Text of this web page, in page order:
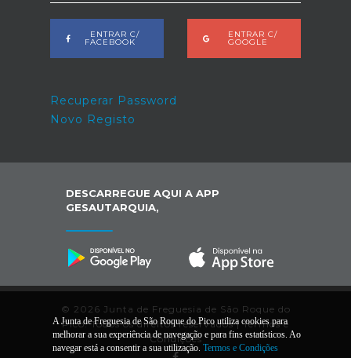
ENTRAR C/
FACEBOOK
ENTRAR C/
GOOGLE
Recuperar Password
Novo Registo
DESCARREGUE AQUI A APP
GESAUTARQUIA,
© 2026 Junta de Freguesia de São Roque do
Pico. Todos os direitos reservados |Termos e
Condições
A Junta de Freguesia de São Roque do Pico utiliza cookies para
melhorar a sua experiência de navegação e para fins estatísticos. Ao
navegar está a consentir a sua utilização. Termos e Condições